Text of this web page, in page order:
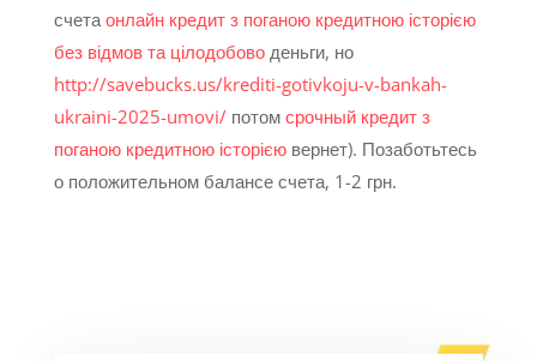
счета онлайн кредит з поганою кредитною історією
без відмов та цілодобоводеньги, но
http://savebucks.us/krediti-gotivkoju-v-bankah-
ukraini-2025-umovi/потом срочный кредит з
поганою кредитною історієювернет). Позаботьтесь
о положительном балансе счета, 1-2 грн.